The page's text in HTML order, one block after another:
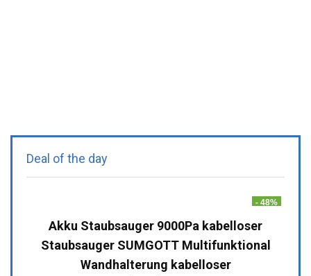
Deal of the day
- 48%
Akku Staubsauger 9000Pa kabelloser
Staubsauger SUMGOTT Multifunktional
Wandhalterung kabelloser